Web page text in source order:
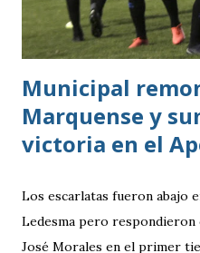
Bicolor a llegar a la última
resultados, particularmente
Municipal
Marquense y
victoria en el
Los escarlatas fueron abajo
Ledesma pero respondieron
José Morales en el primer